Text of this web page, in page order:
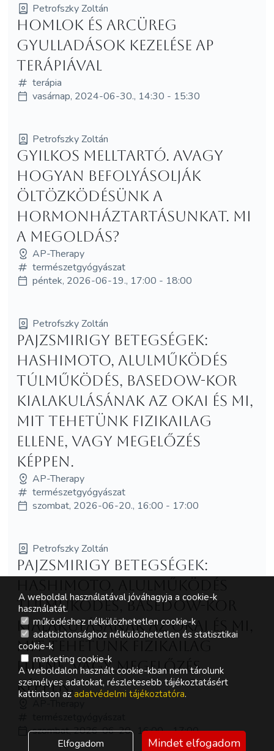
Petrofszky Zoltán
Homlok és arcüreg
gyulladások kezelése AP
Terápiával
terápia
vasárnap, 2024-06-30., 14:30 - 15:30
Petrofszky Zoltán
Gyilkos melltartó. Avagy
hogyan befolyásolják
öltözködésünk a
hormonháztartásunkat. Mi
a megoldás?
AP-Therapy
természetgyógyászat
péntek, 2026-06-19., 17:00 - 18:00
Petrofszky Zoltán
Pajzsmirigy Betegségek:
Hashimoto, alulműködés
túlműködés, Basedow-kor
kialakulásának az okai és mi,
mit tehetünk fizikailag
ellene, vagy megelőzés
képpen.
AP-Therapy
természetgyógyászat
szombat, 2026-06-20., 16:00 - 17:00
Petrofszky Zoltán
Pajzsmirigy Betegségek:
túlműködés, Basedow-kor
kialakulásának az okai és mi,
mit tehetünk fizikailag
ellene, vagy megelőzés
képpen.
szombat, 2026-06-20., 16:00 - 17:00
A weboldal használatával jóváhagyja a cookie-k
használatát.
működéshez nélkülözhetetlen cookie-k
adatbiztonsághoz nélkülözhetetlen és statisztikai
cookie-k
marketing cookie-k
A weboldalon használt cookie-kban nem tárolunk
személyes adatokat, részletesebb tájékoztatásért
kattintson az adatvédelmi tájékoztatóra.
Elfogadom Mindet elfogadom